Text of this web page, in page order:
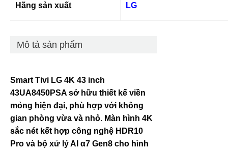
Hãng sản xuất LG
Mô tả sản phẩm
Smart Tivi LG 4K 43 inch
43UA8450PSA sở hữu thiết kế viền
mỏng hiện đại, phù hợp với không
gian phòng vừa và nhỏ. Màn hình 4K
sắc nét kết hợp công nghệ HDR10
Pro và bộ xử lý AI α7 Gen8 cho hình